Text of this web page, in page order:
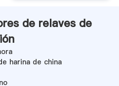
de relaves de
harina de china